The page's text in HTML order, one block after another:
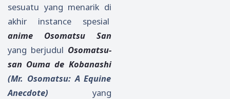
sesuatu yang menarik di
akhir instance spesial
anime Osomatsu San
yang berjudul Osomatsu-
san Ouma de Kobanashi
(Mr. Osomatsu: A Equine
Anecdote) yang